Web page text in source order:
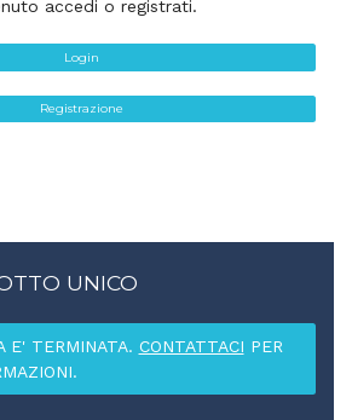
accedi o registrati.
Login
Registrazione
UNICO
E' TERMINATA. CONTATTACI PER